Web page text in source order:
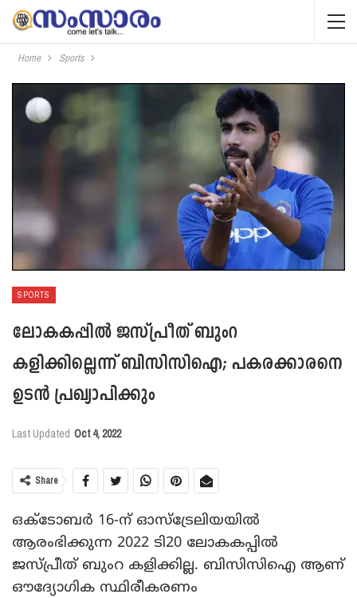
Home Sports
SPORTS
ലോകകപ്പില്‍ ജസ്പ്രീത് ബുംറ
കളിക്കില്ലെന്ന് ബിസിസിഐ; പകരക്കാരനെ
ഉടന്‍ പ്രഖ്യാപിക്കും
Last Updated Oct 4, 2022
Share
ഒക്ടോബര്‍ 16-ന് ഓസ്ട്രേലിയയില്‍
ആരംഭിക്കുന്ന 2022 ടി20 ലോകകപ്പില്‍
ജസ്പ്രീത് ബുംറ കളിക്കില്ല. ബിസിസിഐ ആണ്
ഔദ്യോഗിക സ്ഥിരീകരണം